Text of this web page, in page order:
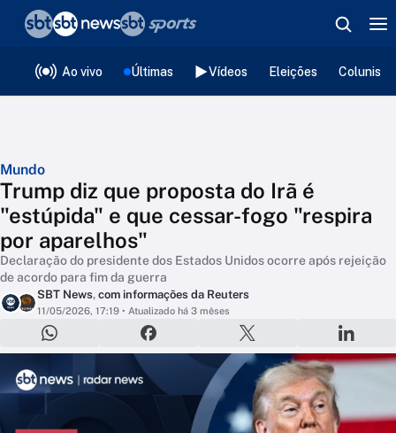
Ao vivo Últimas Vídeos Eleições
Mundo
Trump diz que proposta do Irã é
"estúpida" e que cessar-fogo "respira
por aparelhos"
Declaração do presidente dos Estados Unidos ocorre após rejeição
de acordo para fim da guerra
SBT News, com informações da Reuters
11/05/2026, 17:19 • Atualizado há 3 mêses
❮voltar
Editorias